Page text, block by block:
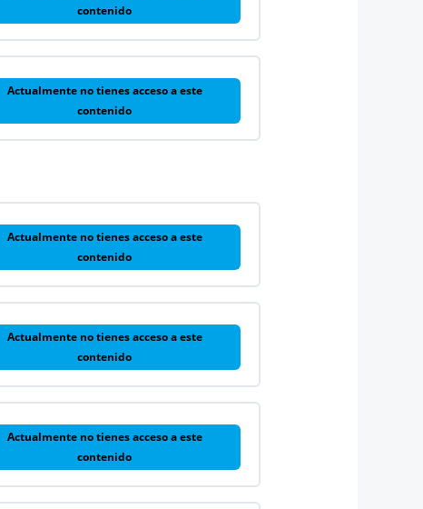
contenido
Actualmente no tienes acceso a este
contenido
Actualmente no tienes acceso a este
contenido
Actualmente no tienes acceso a este
contenido
Actualmente no tienes acceso a este
contenido